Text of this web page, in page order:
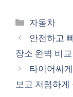
카
테
리
자동차
안전하고
장소 완벽 비교
타이어싸
보고 저렴하게